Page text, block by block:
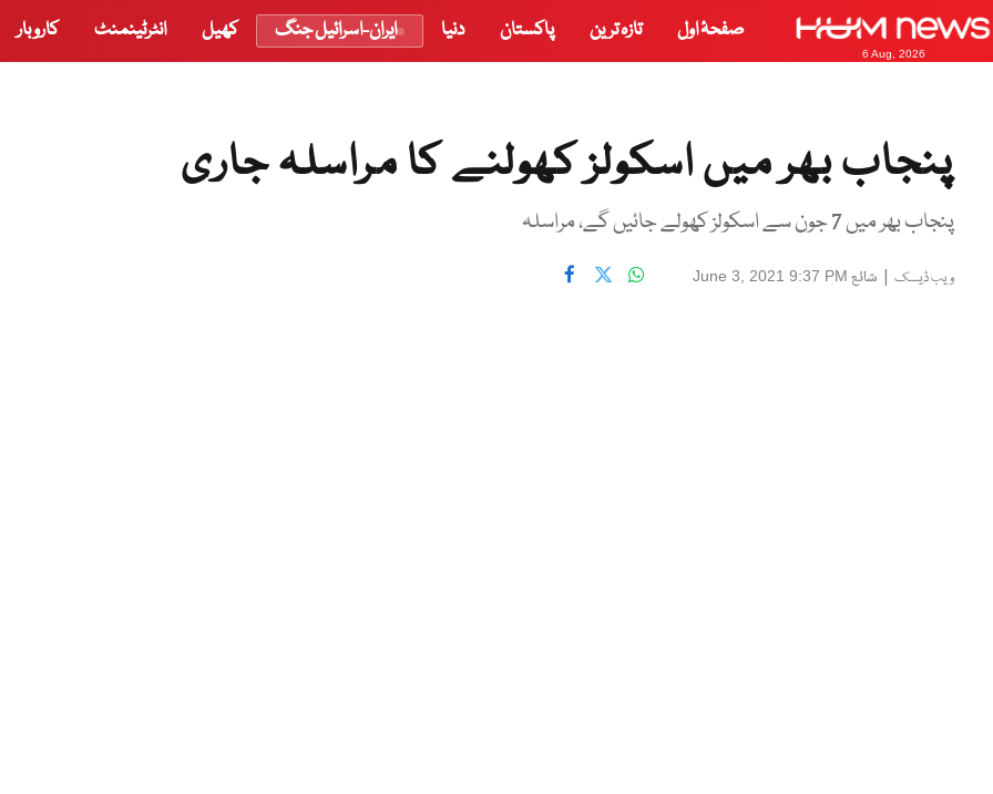
6 Aug, 2026
صفحۂ اول تازہ ترین پاکستان دنیا ایران-اسرائیل جنگ کھیل انٹرٹینمنٹ کاروبار
پنجاب بھر میں اسکولز کھولنے کا مراسلہ جاری
پنجاب بھر میں 7 جون سے اسکولز کھولے جائیں گے، مراسلہ
ویب ڈیسک | شائع June 3, 2021 9:37 PM